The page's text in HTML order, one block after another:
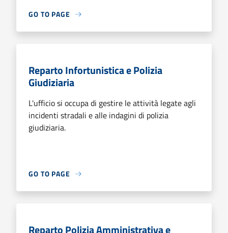
GO TO PAGE
Reparto Infortunistica e Polizia
Giudiziaria
L'ufficio si occupa di gestire le attività legate agli
incidenti stradali e alle indagini di polizia
giudiziaria.
GO TO PAGE
Reparto Polizia Amministrativa e